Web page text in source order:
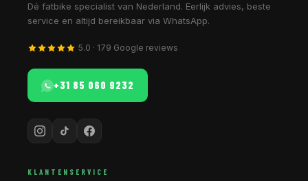
Dé fatbike specialist van Nederland. Eerlijk advies, beste
service en altijd bereikbaar via WhatsApp.
5.0 · 179 Google reviews
+31 85 060 9232
KLANTENSERVICE